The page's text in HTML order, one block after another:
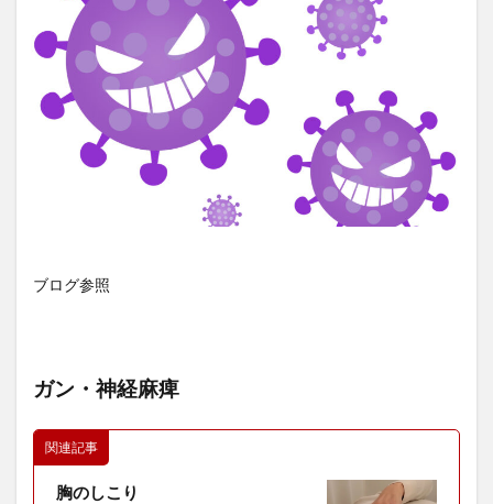
ブログ参照
ガン・神経麻痺
関連記事
胸のしこり